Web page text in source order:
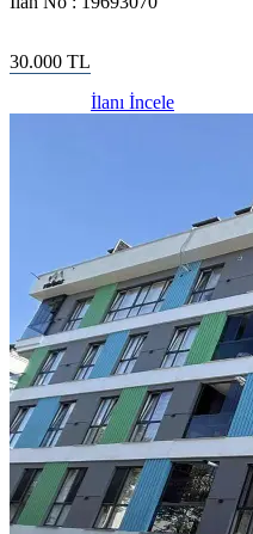
30.000 TL
İlanı İncele